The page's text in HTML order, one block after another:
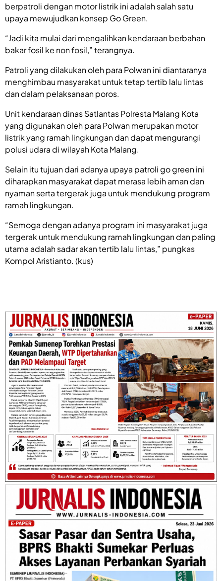
berpatroli dengan motor listrik ini adalah salah satu
upaya mewujudkan konsep Go Green.
“Jadi kita mulai dari mengalihkan kendaraan berbahan
bakar fosil ke non fosil,” terangnya.
Patroli yang dilakukan oleh para Polwan ini diantaranya
menghimbau masyarakat untuk tetap tertib lalu lintas
dan dalam pelaksanaan poros.
Unit kendaraan dinas Satlantas Polresta Malang Kota
yang digunakan oleh para Polwan merupakan motor
listrik yang ramah lingkungan dan dapat mengurangi
polusi udara di wilayah Kota Malang.
Selain itu tujuan dari adanya upaya patroli go green ini
diharapkan masyarakat dapat merasa lebih aman dan
nyaman serta tergerak juga untuk mendukung program
ramah lingkungan.
“Semoga dengan adanya program ini masyarakat juga
tergerak untuk mendukung ramah lingkungan dan paling
utama adalah sadar akan tertib lalu lintas,” pungkas
Kompol Aristianto. (kus)